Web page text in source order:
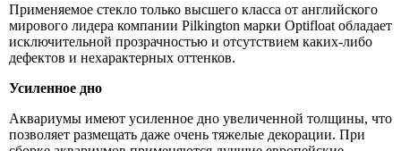
Применяемое стекло только высшего класса от английского
мирового лидера компании Pilkington марки Optifloat обладает
исключительной прозрачностью и отсутствием каких-либо
дефектов и нехарактерных оттенков.
Усиленное дно
Аквариумы имеют усиленное дно увеличенной толщины, что
позволяет размещать даже очень тяжелые декорации. При